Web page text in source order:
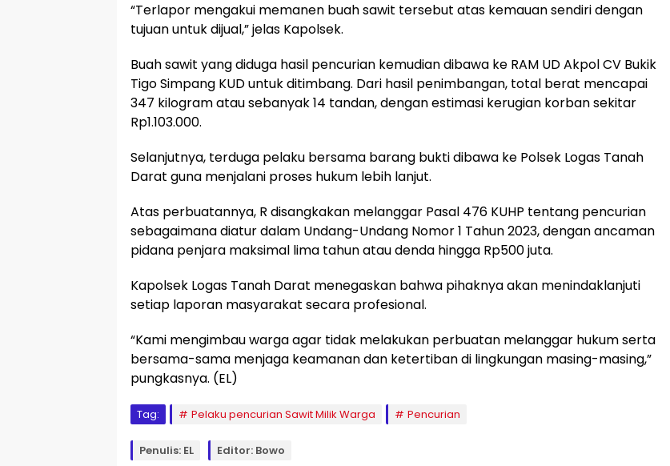
“Terlapor mengakui memanen buah sawit tersebut atas kemauan sendiri dengan
tujuan untuk dijual,” jelas Kapolsek.
Buah sawit yang diduga hasil pencurian kemudian dibawa ke RAM UD Akpol CV Bukik
Tigo Simpang KUD untuk ditimbang. Dari hasil penimbangan, total berat mencapai
347 kilogram atau sebanyak 14 tandan, dengan estimasi kerugian korban sekitar
Rp1.103.000.
Selanjutnya, terduga pelaku bersama barang bukti dibawa ke Polsek Logas Tanah
Darat guna menjalani proses hukum lebih lanjut.
Atas perbuatannya, R disangkakan melanggar Pasal 476 KUHP tentang pencurian
sebagaimana diatur dalam Undang-Undang Nomor 1 Tahun 2023, dengan ancaman
pidana penjara maksimal lima tahun atau denda hingga Rp500 juta.
Kapolsek Logas Tanah Darat menegaskan bahwa pihaknya akan menindaklanjuti
setiap laporan masyarakat secara profesional.
“Kami mengimbau warga agar tidak melakukan perbuatan melanggar hukum serta
bersama-sama menjaga keamanan dan ketertiban di lingkungan masing-masing,”
pungkasnya. (EL)
Tag: Pelaku pencurian Sawit Milik Warga Pencurian
Penulis: EL Editor: Bowo